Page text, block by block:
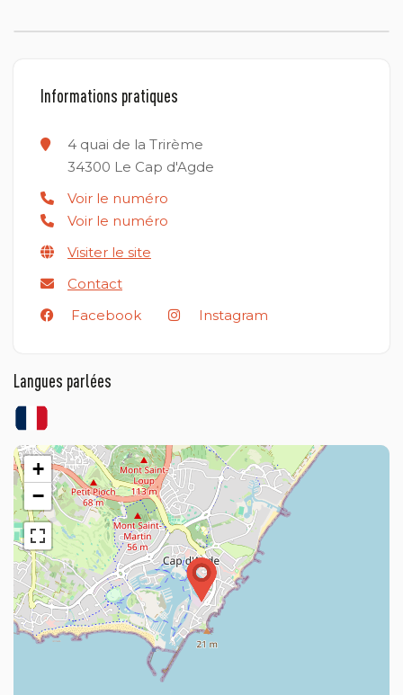
Informations pratiques
4 quai de la Trirème
34300 Le Cap d'Agde
Voir le numéro
Voir le numéro
Visiter le site
Contact
Facebook
Instagram
Langues parlées
+
−